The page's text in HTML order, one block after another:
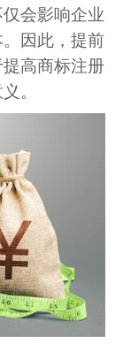
会影响企业
因此，提前
高商标注册
。